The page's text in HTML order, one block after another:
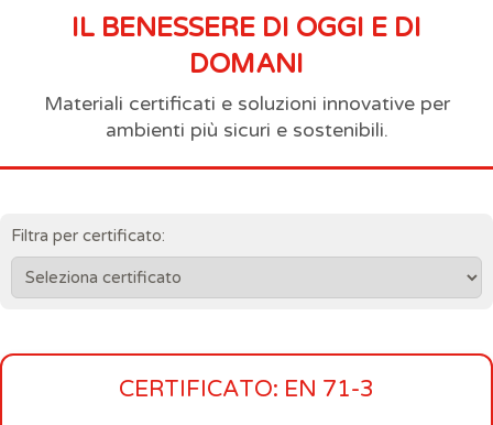
IL BENESSERE DI OGGI E DI
DOMANI
Materiali certificati e soluzioni innovative per
ambienti più sicuri e sostenibili.
Filtra per certificato:
CERTIFICATO: EN 71-3